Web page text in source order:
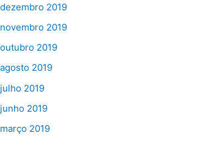
dezembro 2019
novembro 2019
outubro 2019
agosto 2019
julho 2019
junho 2019
março 2019